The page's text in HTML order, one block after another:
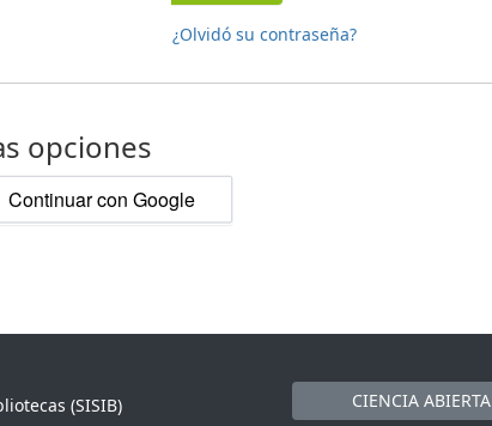
¿Olvidó su contraseña?
opciones
Continuar con Google
(SISIB)
CIENCIA ABIERTA